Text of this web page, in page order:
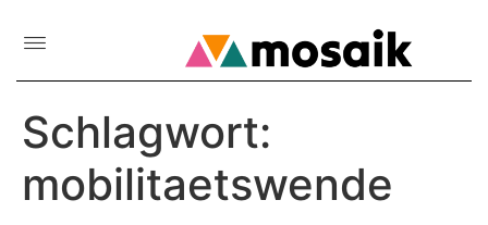
Schlagwort:
mobilitaetswende